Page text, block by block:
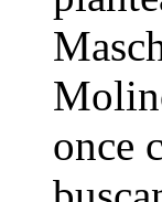
once